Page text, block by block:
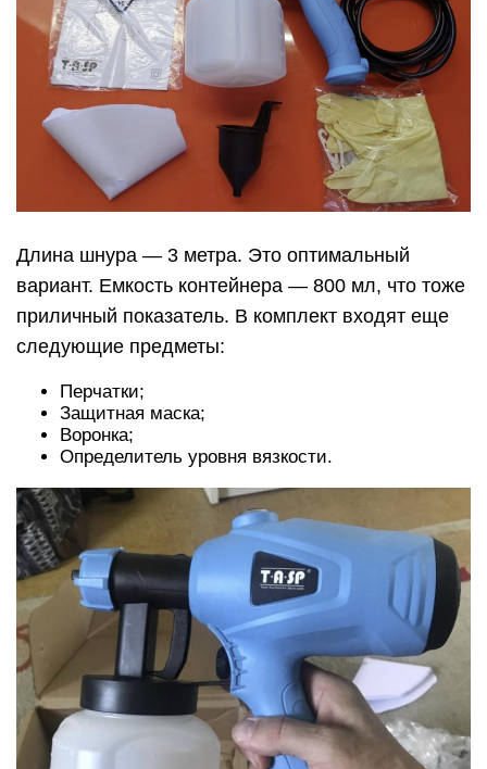
Длина шнура — 3 метра. Это оптимальный
вариант. Емкость контейнера — 800 мл, что тоже
приличный показатель. В комплект входят еще
следующие предметы:
Перчатки;
Защитная маска;
Воронка;
Определитель уровня вязкости.